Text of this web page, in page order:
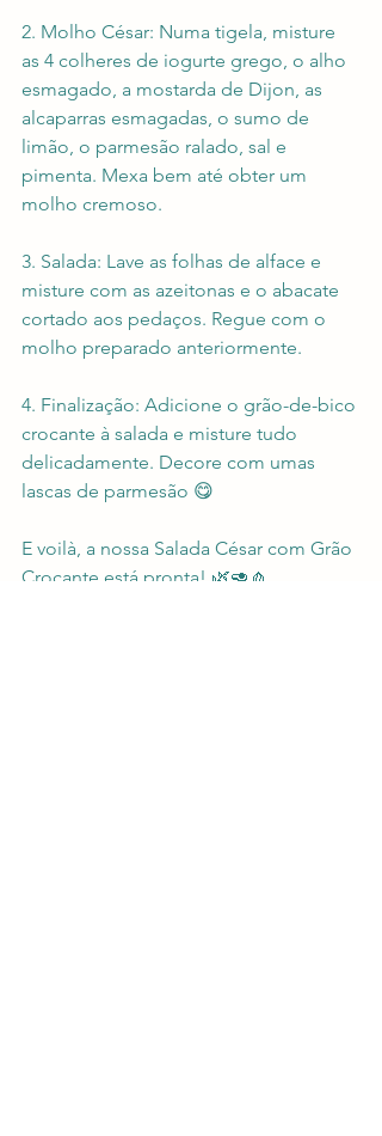
2. Molho César: Numa tigela, misture
as 4 colheres de iogurte grego, o alho
esmagado, a mostarda de Dijon, as
alcaparras esmagadas, o sumo de
limão, o parmesão ralado, sal e
pimenta. Mexa bem até obter um
molho cremoso.
3. Salada: Lave as folhas de alface e
misture com as azeitonas e o abacate
cortado aos pedaços. Regue com o
molho preparado anteriormente.
4. Finalização: Adicione o grão-de-bico
crocante à salada e misture tudo
delicadamente. Decore com umas
lascas de parmesão 😋
E voilà, a nossa Salada César com Grão
Crocante está pronta! 🌿🥑🧄